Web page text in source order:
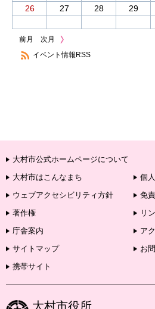
26
27 28 29
前月
次月
イベント情報RSS
大村市公式ホームページについて
大村市はこんなまち
個
ウェブアクセシビリティ方針
免
著作権
リ
庁舎案内
ア
サイトマップ
お
携帯サイト
大村市役所